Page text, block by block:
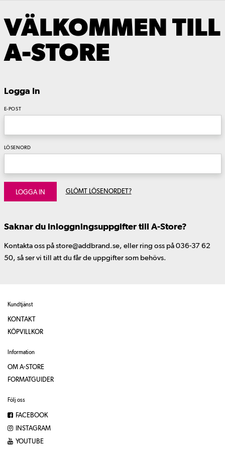
VÄLKOMMEN TILL
A-STORE
Logga In
E-POST
LÖSENORD
LOGGA IN GLÖMT LÖSENORDET?
Saknar du inloggningsuppgifter till A-Store?
Kontakta oss på store@addbrand.se, eller ring oss på 036-37 62
50, så ser vi till att du får de uppgifter som behövs.
Kundtjänst
KONTAKT
KÖPVILLKOR
Information
OM A-STORE
FORMATGUIDER
Följ oss
FACEBOOK
INSTAGRAM
YOUTUBE